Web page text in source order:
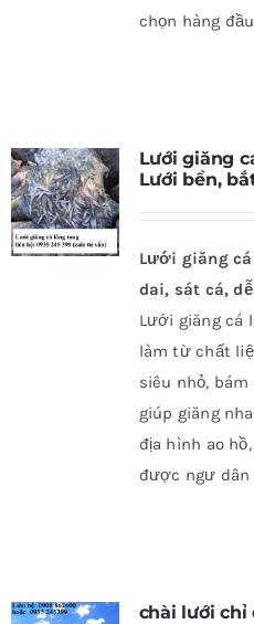
chọn hàng
Lưới giăng
Lưới bền,
Lưới giăng cá
dai, sát cá,
Lưới giăng cá
làm từ chất
siêu nhỏ,
giúp giăng
địa hình ao
được ngư
chài lưới chỉ